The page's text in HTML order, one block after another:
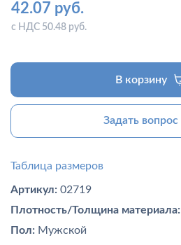
42.07 руб.
с НДС 50.48 руб.
В корзину
Задать вопрос
Таблица размеров
Артикул: 02719
Плотность/Толщина материала:
Пол: Мужской